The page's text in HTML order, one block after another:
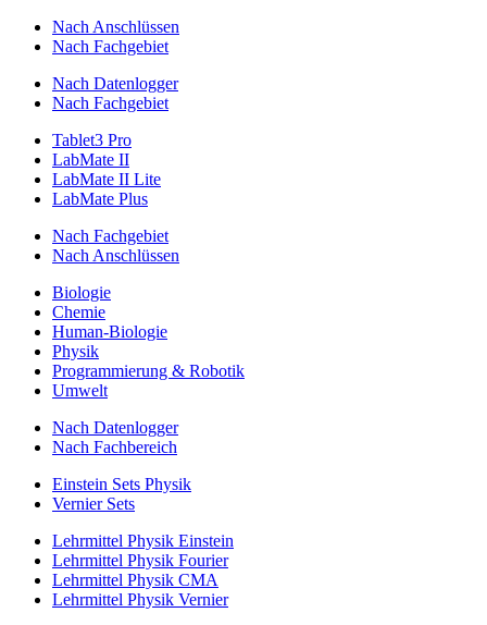
Nach Anschlüssen
Nach Fachgebiet
Nach Datenlogger
Nach Fachgebiet
Tablet3 Pro
LabMate II
LabMate II Lite
LabMate Plus
Nach Fachgebiet
Nach Anschlüssen
Biologie
Chemie
Human-Biologie
Physik
Programmierung & Robotik
Umwelt
Nach Datenlogger
Nach Fachbereich
Einstein Sets Physik
Vernier Sets
Lehrmittel Physik Einstein
Lehrmittel Physik Fourier
Lehrmittel Physik CMA
Lehrmittel Physik Vernier